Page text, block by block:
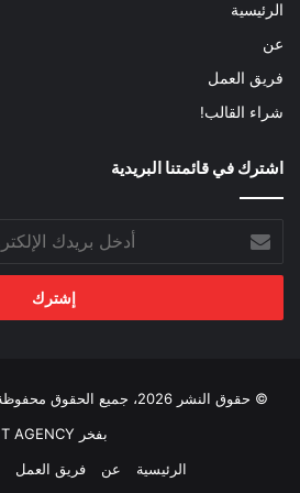
الرئيسية
عن
فريق العمل
شراء القالب!
اشترك في قائمتنا البريدية
بريدك
الإلكتروني
© حقوق النشر 2026، جميع الحقوق محفوظة |
بفخر T AGENCY
الرئيسية
عن فريق العمل